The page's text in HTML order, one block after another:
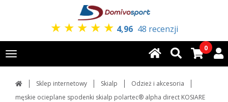
★ ★ ★ ★ ★ 4,96 48 recenzji
Toggle
navigation
0
Sklep internetowy Skialp
Odzież i akcesoria
męskie ocieplane spodenki skialp polartec® alpha direct KOSIARE